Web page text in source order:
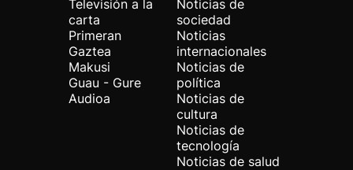
Televisión a la
carta
Primeran
Gaztea
Makusi
Guau - Gure
Audioa
Noticias de
sociedad
Noticias
internacionales
Noticias de
política
Noticias de
cultura
Noticias de
tecnología
Noticias de salud